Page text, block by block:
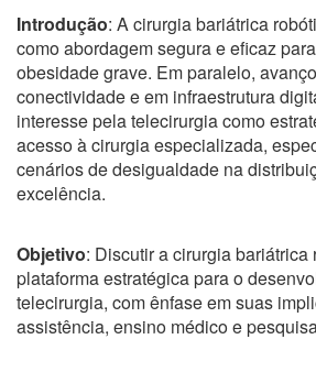
Introdução: A cirurgia bariátrica
como abordagem segura e eficaz
obesidade grave. Em paralelo,
conectividade e em infraestrutura
interesse pela telecirurgia como
acesso à cirurgia especializada,
cenários de desigualdade na
excelência.
Objetivo: Discutir a cirurgia bariátrica
plataforma estratégica para o
telecirurgia, com ênfase em suas
assistência, ensino médico e